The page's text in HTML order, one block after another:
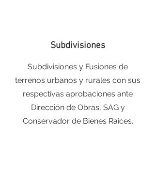
Subdivisiones
Subdivisiones y Fusiones de
terrenos urbanos y rurales con sus
respectivas aprobaciones ante
Dirección de Obras, SAG y
Conservador de Bienes Raices.